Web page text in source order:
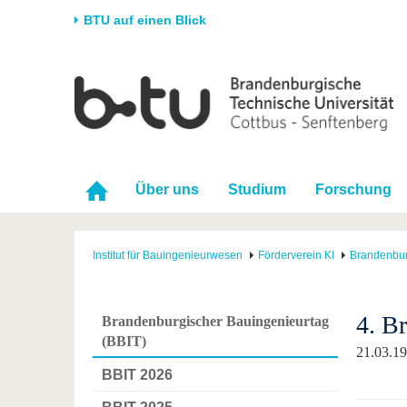
BTU auf einen Blick
Universität
Karriere & Engagement
Forschung
Förderung Im
Über uns Studium Forschung
Institut für Bauingenieurwesen Förderverein KI
Brandenburgischer Bauingenieurtag
(BBIT)
BBIT 2026
4.